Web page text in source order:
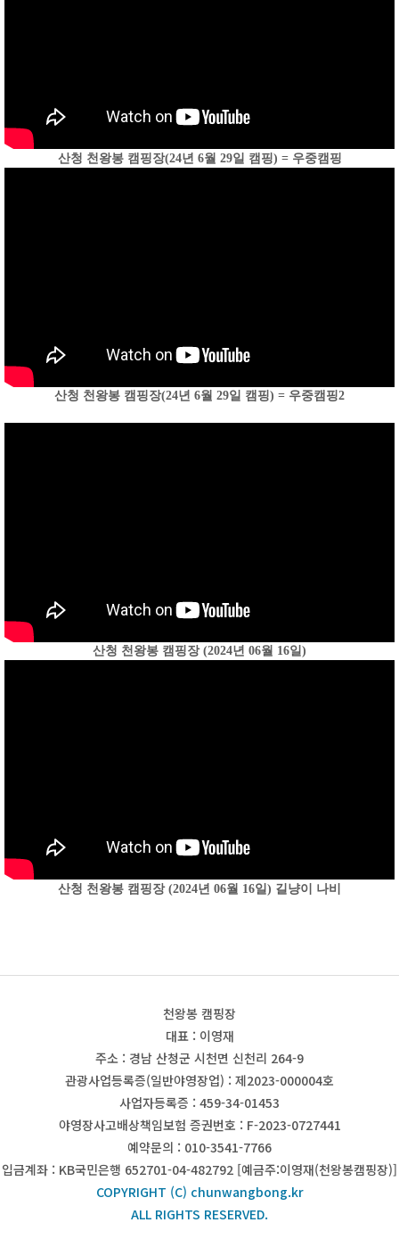
산청 천왕봉 캠핑장(24년 6월 29일 캠핑) = 우중캠핑
산청 천왕봉 캠핑장(24년 6월 29일 캠핑) = 우중캠핑2
산청 천왕봉 캠핑장 (2024년 06월 16일)
산청 천왕봉 캠핑장 (2024년 06월 16일) 길냥이 나비
천왕봉 캠핑장
대표 : 이영재
주소 : 경남 산청군 시천면 신천리 264-9
관광사업등록증(일반야영장업) : 제2023-000004호
사업자등록증 : 459-34-01453
야영장사고배상책임보험 증권번호 : F-2023-0727441
예약문의 : 010-3541-7766
입금계좌 : KB국민은행 652701-04-482792 [예금주:이영재(천왕봉캠핑장)]
COPYRIGHT (C) chunwangbong.kr
ALL RIGHTS RESERVED.